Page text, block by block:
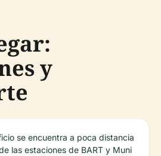
y
se encuentra a poca distancia
las estaciones de BART y Muni